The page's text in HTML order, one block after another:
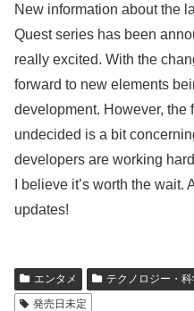
New information about the
Quest series has been
really excited. With the
forward to new elements
development. However, the
undecided is a bit
developers are working
I believe it’s worth the wait.
updates!
エンタメ テクノロジー・科
発売日未定